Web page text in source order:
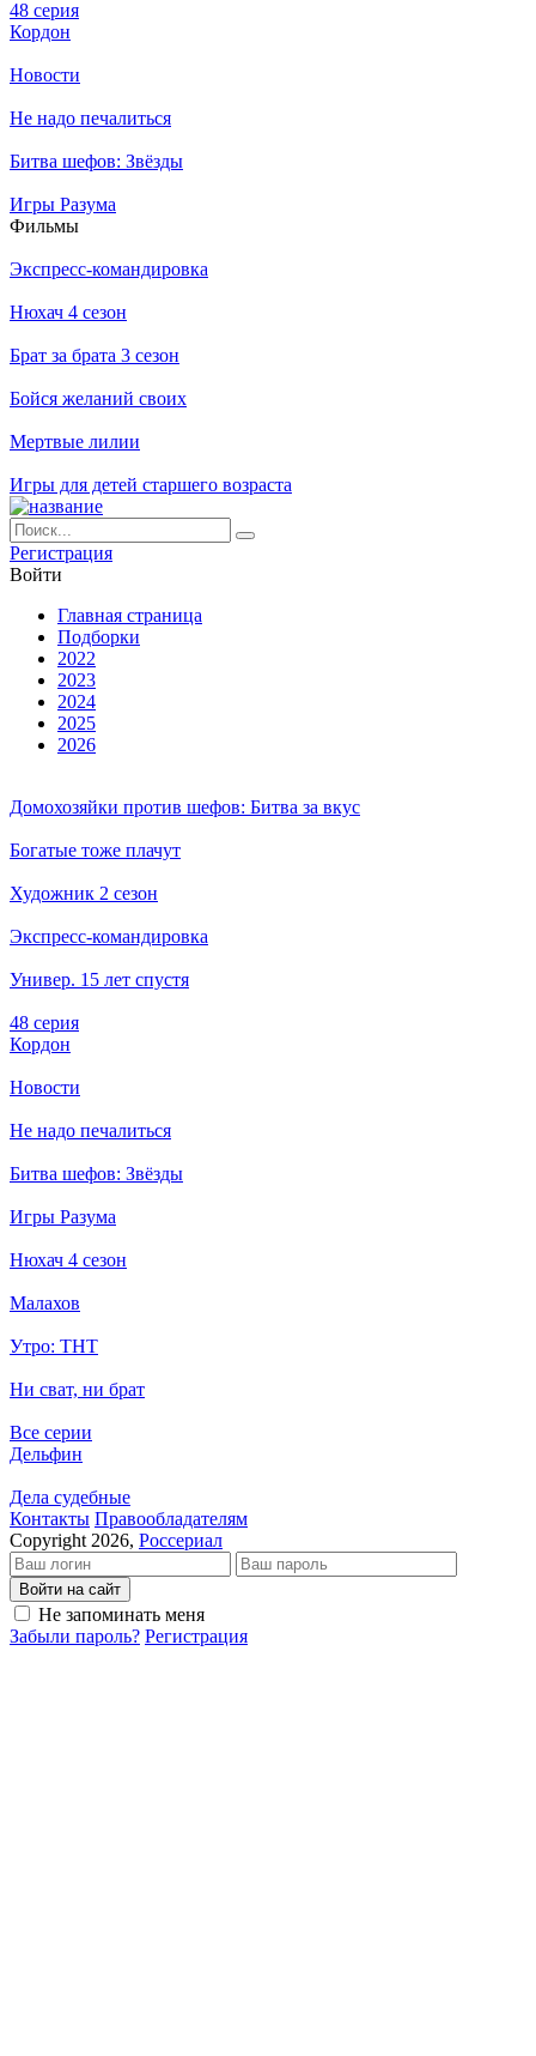
48 серия
Кордон
Новости
Не надо печалиться
Битва шефов: Звёзды
Игры Разума
Филь­мы
Экспресс-командировка
Нюхач 4 сезон
Брат за брата 3 сезон
Бойся желаний своих
Мертвые лилии
Игры для детей старшего возраста
Ре­ги­ст­ра­ция
Вой­ти
Глав­ная стра­ни­ца
Подборки
2022
2023
2024
2025
2026
Домохозяйки против шефов: Битва за вкус
Богатые тоже плачут
Художник 2 сезон
Экспресс-командировка
Универ. 15 лет спустя
48 серия
Кордон
Новости
Не надо печалиться
Битва шефов: Звёзды
Игры Разума
Нюхач 4 сезон
Малахов
Утро: ТНТ
Ни сват, ни брат
Все серии
Дельфин
Дела судебные
Кон­так­ты Пра­во­об­ла­да­те­лям
Copyright 2026, Россериал
Войти на сайт
Не запоминать меня
Забыли пароль? Регистрация